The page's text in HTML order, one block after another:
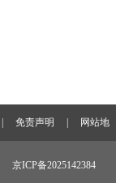
免责声明 网站地
京ICP备2025142384